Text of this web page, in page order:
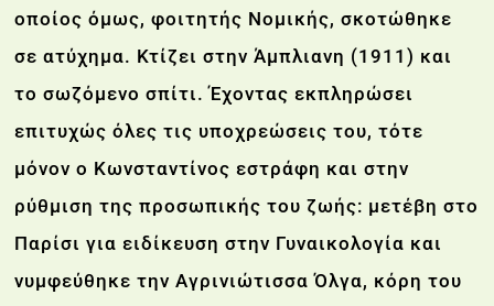
οποίος όμως, φοιτητής Νομικής, σκοτώθηκε
σε ατύχημα. Κτίζει στην Άμπλιανη (1911) και
το σωζόμενο σπίτι. Έχοντας εκπληρώσει
επιτυχώς όλες τις υποχρεώσεις του, τότε
μόνον ο Κωνσταντίνος εστράφη και στην
ρύθμιση της προσωπικής του ζωής: μετέβη στο
Παρίσι για ειδίκευση στην Γυναικολογία και
νυμφεύθηκε την Αγρινιώτισσα Όλγα, κόρη του